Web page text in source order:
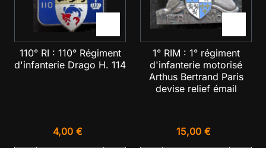
110° RI : 110° Régiment
d'infanterie Drago H. 114
4,00 €
1° RIM : 1° régiment
d'infanterie motorisé
Arthus Bertrand Paris
devise relief émail
15,00 €